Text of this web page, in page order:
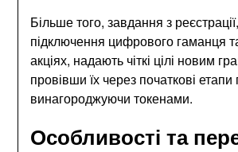
Більше того, завдання з
підключення цифрового гаманця
акціях, надають чіткі цілі новим
провівши їх через початкові етапи
винагороджуючи токенами.
Особливості та